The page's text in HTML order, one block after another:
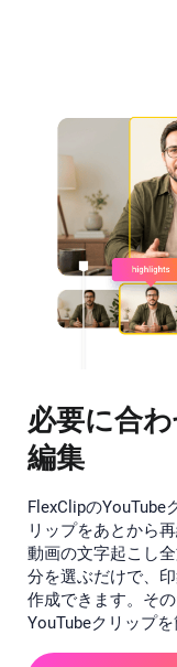
必要に合
編集
FlexClipのYouTube
リップをあとから
動画の文字起こし
分を選ぶだけで、
作成できます。そ
YouTubeクリップを